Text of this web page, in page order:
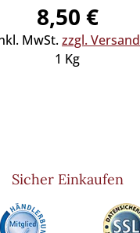
8,50 €
MwSt.zzgl. Versand
1 Kg
Sicher Einkaufen